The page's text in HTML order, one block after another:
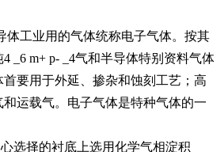
体工业用的气体统称电子气体。按其
_6 m+ p- _4气和半导体特别资料气体
要用于外延、掺杂和蚀刻工艺；高
运载气。电子气体是特种气体的一
选择的衬底上选用化学气相淀积